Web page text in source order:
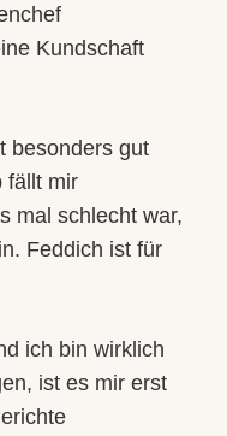
Kundschaft
besonders gut
fällt mir
mal schlecht war,
Feddich ist für
ich bin wirklich
ist es mir erst